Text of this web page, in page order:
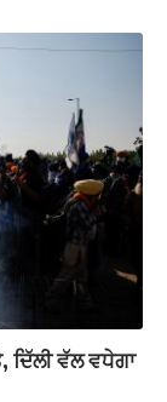
ਦਿੱਲੀ ਵੱਲ ਵਧੇਗਾ